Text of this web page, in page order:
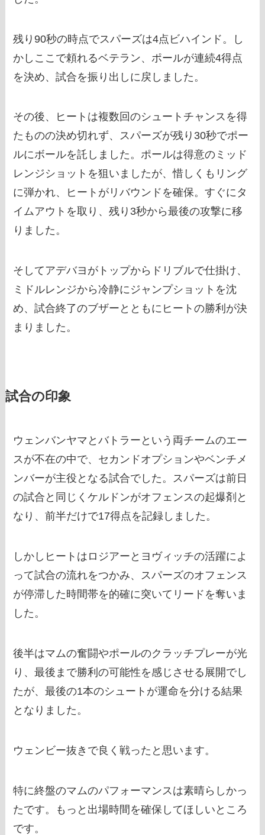
残り90秒の時点でスパーズは4点ビハインド。し
かしここで頼れるベテラン、ポールが連続4得点
を決め、試合を振り出しに戻しました。
その後、ヒートは複数回のシュートチャンスを得
たものの決め切れず、スパーズが残り30秒でポー
ルにボールを託しました。ポールは得意のミッド
レンジショットを狙いましたが、惜しくもリング
に弾かれ、ヒートがリバウンドを確保。すぐにタ
イムアウトを取り、残り3秒から最後の攻撃に移
りました。
そしてアデバヨがトップからドリブルで仕掛け、
ミドルレンジから冷静にジャンプショットを沈
め、試合終了のブザーとともにヒートの勝利が決
まりました。
試合の印象
ウェンバンヤマとバトラーという両チームのエー
スが不在の中で、セカンドオプションやベンチメ
ンバーが主役となる試合でした。スパーズは前日
の試合と同じくケルドンがオフェンスの起爆剤と
なり、前半だけで17得点を記録しました。
しかしヒートはロジアーとヨヴィッチの活躍によ
って試合の流れをつかみ、スパーズのオフェンス
が停滞した時間帯を的確に突いてリードを奪いま
した。
後半はマムの奮闘やポールのクラッチプレーが光
り、最後まで勝利の可能性を感じさせる展開でし
たが、最後の1本のシュートが運命を分ける結果
となりました。
ウェンビー抜きで良く戦ったと思います。
特に終盤のマムのパフォーマンスは素晴らしかっ
たです。もっと出場時間を確保してほしいところ
です。